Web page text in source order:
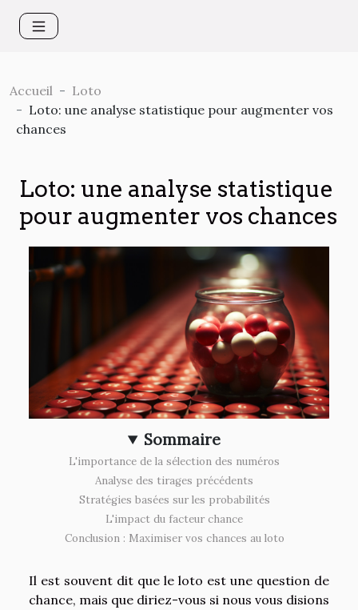
Accueil
Loto
Loto: une analyse statistique pour augmenter vos
chances
Loto: une analyse statistique
pour augmenter vos chances
Sommaire
L'importance de la sélection des numéros
Analyse des tirages précédents
Stratégies basées sur les probabilités
L'impact du facteur chance
Conclusion : Maximiser vos chances au loto
Il est souvent dit que le loto est une question de
chance, mais que diriez-vous si nous vous disions